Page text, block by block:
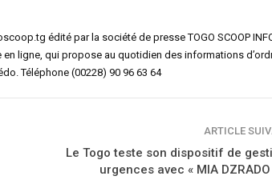
édité par la société de presse TOGO SCOOP
ligne, qui propose au quotidien des informations
Téléphone (00228) 90 96 63 64
ARTICLE
Le Togo teste son dispositif de
urgences avec « MIA